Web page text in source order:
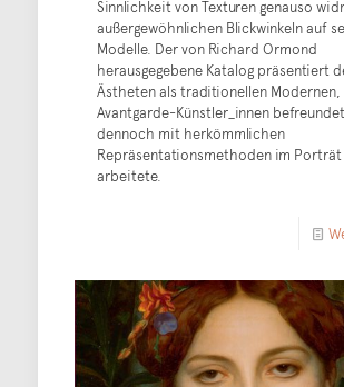
Sinnlichkeit von Texturen genauso
außergewöhnlichen Blickwinkeln auf
Modelle. Der von Richard Ormond
herausgegebene Katalog präsentiert
Ästheten als traditionellen
Avantgarde-Künstler_innen
dennoch mit herkömmlichen
Repräsentationsmethoden im Porträt
arbeitete.